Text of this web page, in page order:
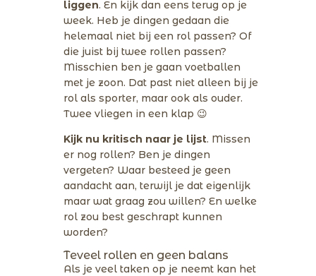
liggen. En kijk dan eens terug op je
week. Heb je dingen gedaan die
helemaal niet bij een rol passen? Of
die juist bij twee rollen passen?
Misschien ben je gaan voetballen
met je zoon. Dat past niet alleen bij je
rol als sporter, maar ook als ouder.
Twee vliegen in een klap 😉
Kijk nu kritisch naar je lijst. Missen
er nog rollen? Ben je dingen
vergeten? Waar besteed je geen
aandacht aan, terwijl je dat eigenlijk
maar wat graag zou willen? En welke
rol zou best geschrapt kunnen
worden?
Teveel rollen en geen balans
Als je veel taken op je neemt kan het